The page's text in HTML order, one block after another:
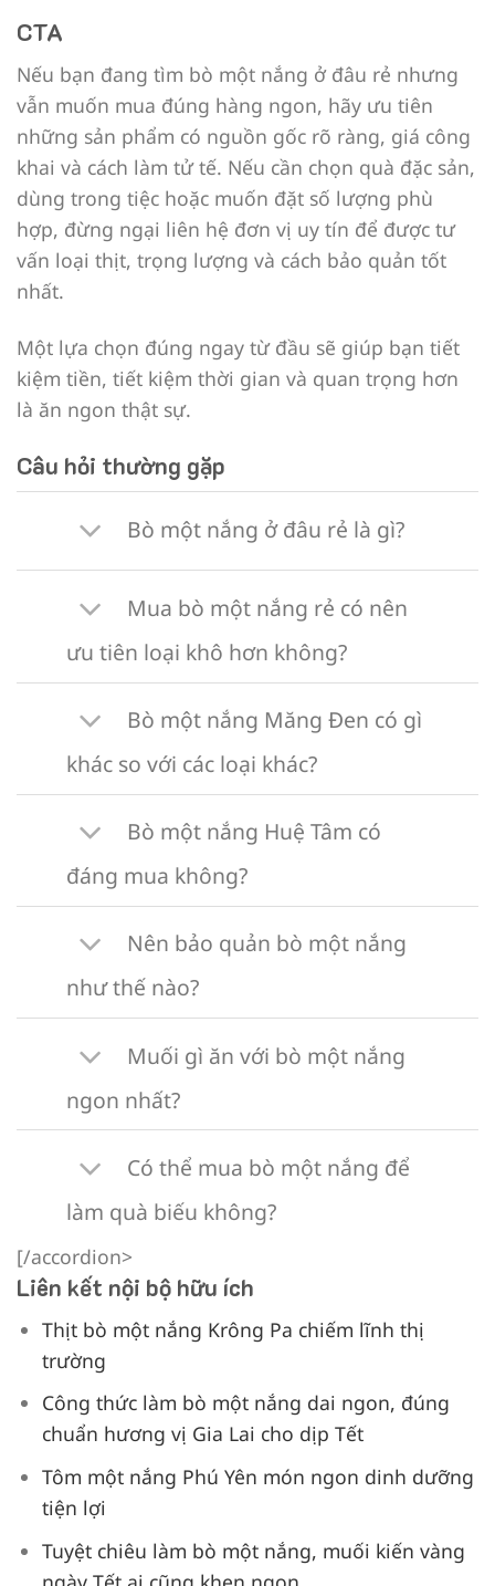
CTA
Nếu bạn đang tìm bò một nắng ở đâu rẻ nhưng
vẫn muốn mua đúng hàng ngon, hãy ưu tiên
những sản phẩm có nguồn gốc rõ ràng, giá công
khai và cách làm tử tế. Nếu cần chọn quà đặc sản,
dùng trong tiệc hoặc muốn đặt số lượng phù
hợp, đừng ngại liên hệ đơn vị uy tín để được tư
vấn loại thịt, trọng lượng và cách bảo quản tốt
nhất.
Một lựa chọn đúng ngay từ đầu sẽ giúp bạn tiết
kiệm tiền, tiết kiệm thời gian và quan trọng hơn
là ăn ngon thật sự.
Câu hỏi thường gặp
Bò một nắng ở đâu rẻ là gì?
Mua bò một nắng rẻ có nên
ưu tiên loại khô hơn không?
Bò một nắng Măng Đen có gì
khác so với các loại khác?
Bò một nắng Huệ Tâm có
đáng mua không?
Nên bảo quản bò một nắng
như thế nào?
Muối gì ăn với bò một nắng
ngon nhất?
Có thể mua bò một nắng để
làm quà biếu không?
[/accordion>
Liên kết nội bộ hữu ích
Thịt bò một nắng Krông Pa chiếm lĩnh thị
trường
Công thức làm bò một nắng dai ngon, đúng
chuẩn hương vị Gia Lai cho dịp Tết
Tôm một nắng Phú Yên món ngon dinh dưỡng
tiện lợi
Tuyệt chiêu làm bò một nắng, muối kiến vàng